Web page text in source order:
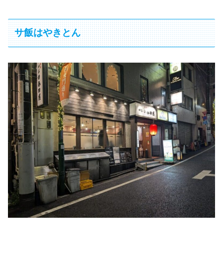
サ飯はやきとん